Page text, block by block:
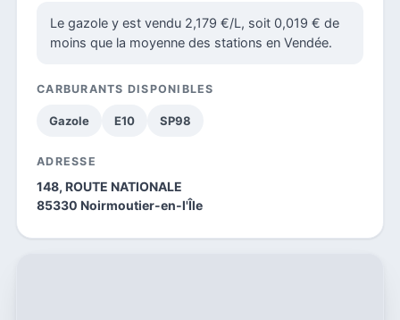
Le gazole y est vendu 2,179 €/L, soit 0,019 € de
moins que la moyenne des stations en Vendée.
CARBURANTS DISPONIBLES
Gazole E10 SP98
ADRESSE
148, ROUTE NATIONALE
85330 Noirmoutier-en-l'Île